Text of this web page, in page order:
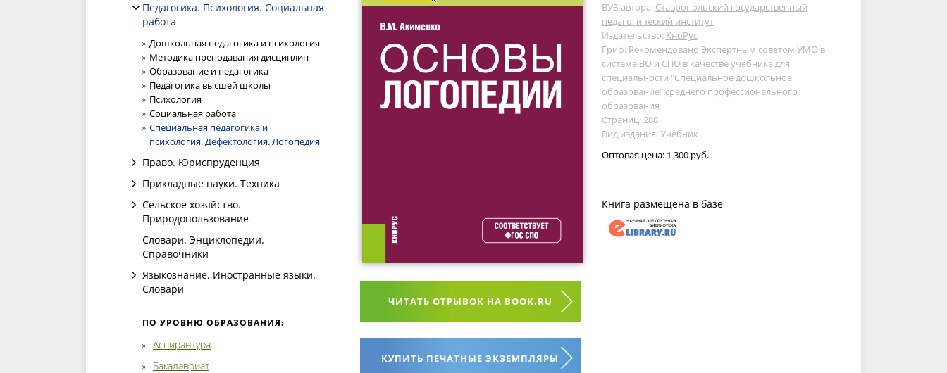
Педагогика. Психология. Социальная
работа
Дошкольная педагогика и психология
Методика преподавания дисциплин
Образование и педагогика
Педагогика высшей школы
Психология
Социальная работа
Специальная педагогика и
психология. Дефектология. Логопедия
Право. Юриспруденция
Прикладные науки. Техника
Сельское хозяйство.
Природопользование
Словари. Энциклопедии.
Справочники
Языкознание. Иностранные языки.
Словари
ПО УРОВНЮ ОБРАЗОВАНИЯ:
Аспирантура
Бакалавриат
ЧИТАТЬ ОТРЫВОК НА BOOK.RU
КУПИТЬ ПЕЧАТНЫЕ ЭКЗЕМПЛЯРЫ
ВУЗ автора: Ставропольский государственный
педагогический институт
Издательство: КноРус
Гриф: Рекомендовано Экспертным советом УМО в
системе ВО и СПО в качестве учебника для
специальности "Специальное дошкольное
образование" среднего профессионального
образования
Страниц: 288
Вид издания: Учебник
Оптовая цена: 1 300 руб.
Книга размещена в базе